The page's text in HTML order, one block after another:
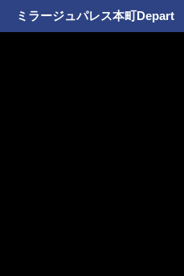
ミラージュパレス本町Depart